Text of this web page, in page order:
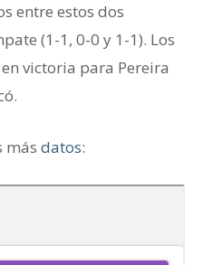
entre estos dos
(1-1, 0-0 y 1-1). Los
victoria para Pereira
más datos: